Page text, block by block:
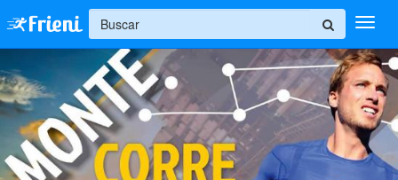
Ingresar
Inicio
Ayuda
+